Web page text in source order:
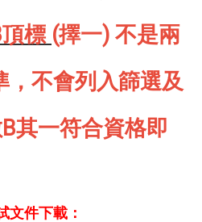
標 (擇一) 不是兩
，不會列入篩選及
其一符合資格即
文件下載：